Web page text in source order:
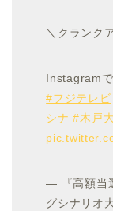
＼クランク
Instagramで
#フジテレビ
シナ #木戸
— 『高額当
グシナリオ